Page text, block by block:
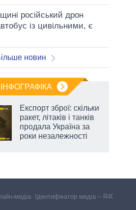
російський дрон
із цивільними, є
новин
ІНФОГРАФІКА
Експорт зброї: скільки
ракет, літаків і танків
продала Україна за
роки незалежності
медіа. Ідентифікатор медіа – R40-